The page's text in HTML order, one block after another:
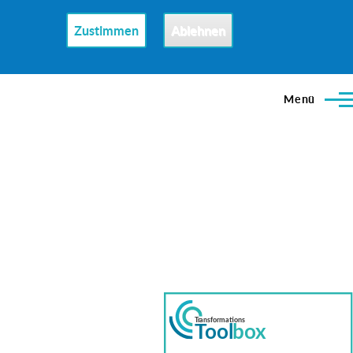
Zustimmen Ablehnen
Menü